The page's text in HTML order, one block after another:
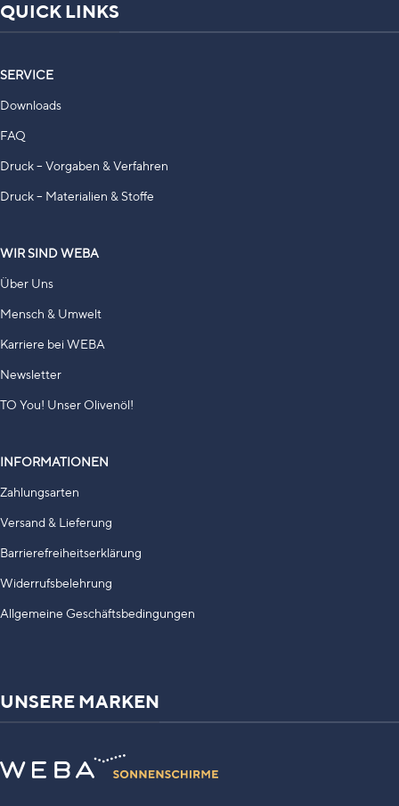
QUICK LINKS
SERVICE
Downloads
FAQ
Druck – Vorgaben & Verfahren
Druck – Materialien & Stoffe
WIR SIND WEBA
Über Uns
Mensch & Umwelt
Karriere bei WEBA
Newsletter
TO You! Unser Olivenöl!
INFORMATIONEN
Zahlungsarten
Versand & Lieferung
Barrierefreiheitserklärung
Widerrufsbelehrung
Allgemeine Geschäftsbedingungen
UNSERE MARKEN